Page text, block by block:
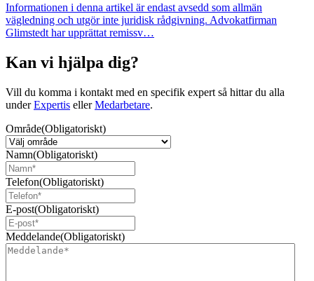
Informationen i denna artikel är endast avsedd som allmän
vägledning och utgör inte juridisk rådgivning. Advokatfirman
Glimstedt har upprättat remissv…
Kan vi hjälpa dig?
Vill du komma i kontakt med en specifik expert så hittar du alla
underExpertis ellerMedarbetare.
Område(Obligatoriskt)
Namn(Obligatoriskt)
Telefon(Obligatoriskt)
E-post(Obligatoriskt)
Meddelande(Obligatoriskt)